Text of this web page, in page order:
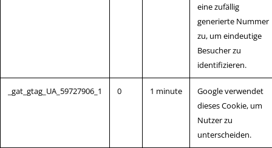
eine zufällig
generierte Nummer
zu, um eindeutige
Besucher zu
identifizieren.
_gat_gtag_UA_59727906_1 0 1 minute
Google verwendet
dieses Cookie, um
Nutzer zu
unterscheiden.